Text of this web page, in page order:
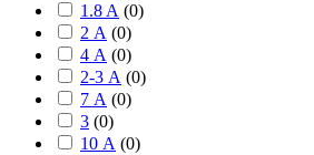
1.8 A (0)
2 А (0)
4 А (0)
2-3 А (0)
7 А (0)
3 (0)
10 А (0)